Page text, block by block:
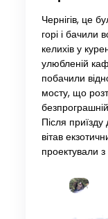
Чернігів, це
горі і бачили
келихів у
улюбленій
побачили
мосту, що
Після приїзду
вітав
проектували з